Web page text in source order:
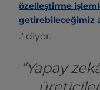
özelleştirme
getirebileceğimiz
." diyor.
“Yapay